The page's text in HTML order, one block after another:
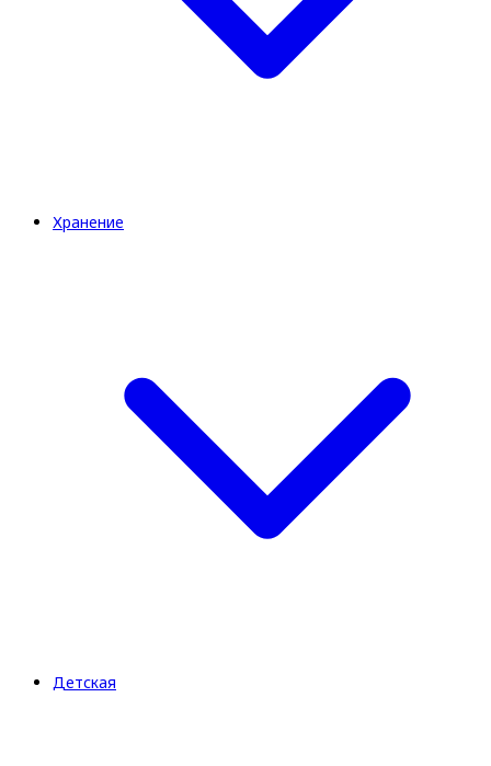
Хранение
Детская